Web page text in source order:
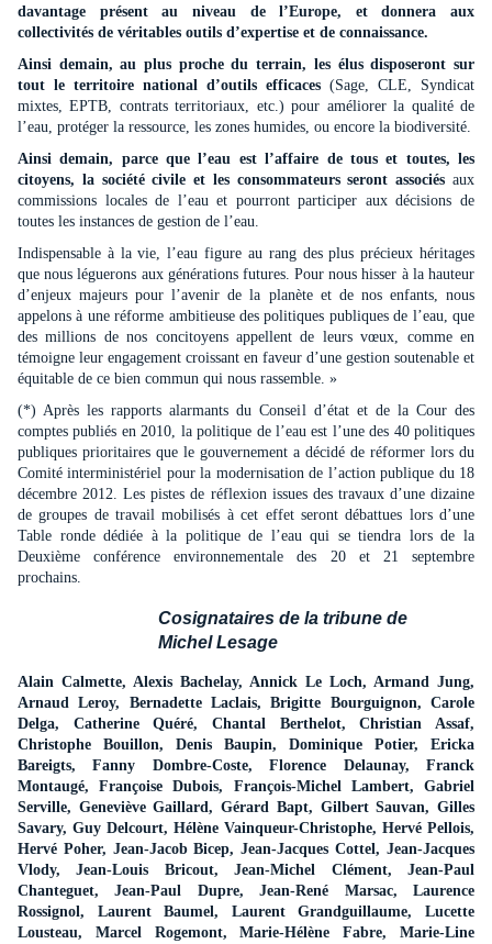
davantage présent au niveau de l’Europe, et donnera aux
collectivités de véritables outils d’expertise et de connaissance.
Ainsi demain, au plus proche du terrain, les élus disposeront sur
tout le territoire national d’outils efficaces (Sage, CLE, Syndicat
mixtes, EPTB, contrats territoriaux, etc.) pour améliorer la qualité de
l’eau, protéger la ressource, les zones humides, ou encore la biodiversité.
Ainsi demain, parce que l’eau est l’affaire de tous et toutes, les
citoyens, la société civile et les consommateurs seront associés aux
commissions locales de l’eau et pourront participer aux décisions de
toutes les instances de gestion de l’eau.
Indispensable à la vie, l’eau figure au rang des plus précieux héritages
que nous léguerons aux générations futures. Pour nous hisser à la hauteur
d’enjeux majeurs pour l’avenir de la planète et de nos enfants, nous
appelons à une réforme ambitieuse des politiques publiques de l’eau, que
des millions de nos concitoyens appellent de leurs vœux, comme en
témoigne leur engagement croissant en faveur d’une gestion soutenable et
équitable de ce bien commun qui nous rassemble. »
(*) Après les rapports alarmants du Conseil d’état et de la Cour des
comptes publiés en 2010, la politique de l’eau est l’une des 40 politiques
publiques prioritaires que le gouvernement a décidé de réformer lors du
Comité interministériel pour la modernisation de l’action publique du 18
décembre 2012. Les pistes de réflexion issues des travaux d’une dizaine
de groupes de travail mobilisés à cet effet seront débattues lors d’une
Table ronde dédiée à la politique de l’eau qui se tiendra lors de la
Deuxième conférence environnementale des 20 et 21 septembre
prochains.
Cosignataires de la tribune de
Michel Lesage
Alain Calmette, Alexis Bachelay, Annick Le Loch, Armand Jung,
Arnaud Leroy, Bernadette Laclais, Brigitte Bourguignon, Carole
Delga, Catherine
Quéré, Chantal Berthelot, Christian Assaf,
Christophe Bouillon, Denis Baupin, Dominique Potier, Ericka
Bareigts, Fanny Dombre-Coste, Florence Delaunay, Franck
Montaugé, Françoise Dubois, François-Michel Lambert, Gabriel
Serville, Geneviève Gaillard, Gérard Bapt, Gilbert Sauvan, Gilles
Savary, Guy Delcourt, Hélène Vainqueur-Christophe, Hervé Pellois,
Hervé Poher, Jean-Jacob Bicep, Jean-Jacques Cottel, Jean-Jacques
Vlody, Jean-Louis Bricout, Jean-Michel Clément, Jean-Paul
Chanteguet, Jean-Paul Dupre, Jean-René Marsac, Laurence
Rossignol, Laurent Baumel, Laurent Grandguillaume, Lucette
Lousteau, Marcel Rogemont, Marie-Hélène Fabre, Marie-Line